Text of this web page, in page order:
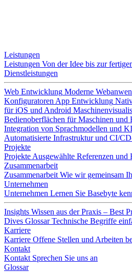
Leistungen
Leistungen Von der Idee bis zur
Dienstleistungen
Web Entwicklung Moderne
Konfiguratoren App Entwicklung
für iOS und Android
Bedienoberflächen für Maschinen und
Integration von Sprachmodellen und
Automatisierte Infrastruktur und CI/
Projekte
Projekte Ausgewählte Referenzen und
Zusammenarbeit
Zusammenarbeit Wie wir gemeinsam
Unternehmen
Unternehmen Lernen Sie Basebyte
Insights Wissen aus der Praxis – Best
Dives Glossar Technische Begriffe
Karriere
Karriere Offene Stellen und Arbeiten
Kontakt
Kontakt Sprechen Sie uns an
Glossar